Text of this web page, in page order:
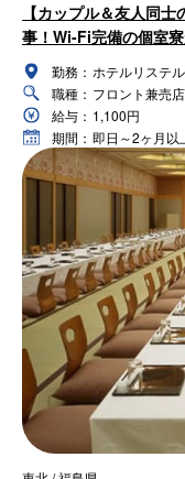
【カップル＆友人同
事！Wi-Fi完備の個室
勤務： ホテルリステ
職種： フロント兼売店
給与： 1,100円
期間： 即日～2ヶ月以